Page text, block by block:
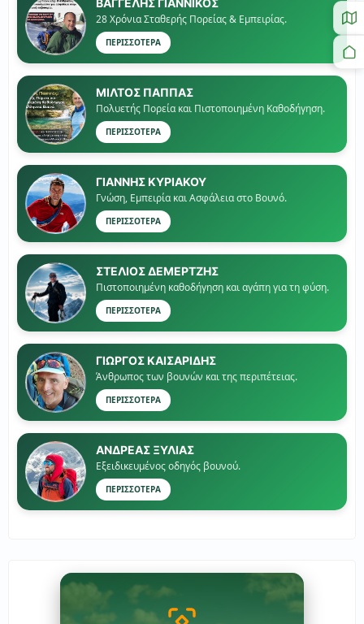
ΒΑΓΓΕΛΗΣ ΓΙΑΝΝΙΚΟΣ
28 Χρόνια Σταθερής Πορείας & Εμπειρίας.
ΠΕΡΙΣΣΟΤΕΡΑ
ΜΙΛΤΟΣ ΠΑΠΠΑΣ
Πολυετής Πορεία και Πιστοποιημένη Καθοδήγηση.
ΠΕΡΙΣΣΟΤΕΡΑ
ΓΙΑΝΝΗΣ ΚΥΡΙΑΚΟΥ
Γνώση, Εμπειρία και Ασφάλεια στο Βουνό.
ΠΕΡΙΣΣΟΤΕΡΑ
ΣΤΕΛΙΟΣ ΔΕΜΕΡΤΖΗΣ
Πιστοποιημένη καθοδήγηση και αγάπη για τη φύση.
ΠΕΡΙΣΣΟΤΕΡΑ
ΓΙΏΡΓΟΣ ΚΑΙΣΑΡΙΔΗΣ
Άνθρωπος των βουνών και της περιπέτειας.
ΠΕΡΙΣΣΟΤΕΡΑ
ΑΝΔΡΕΑΣ ΞΥΛΙΑΣ
Εξειδικευμένος οδηγός βουνού.
ΠΕΡΙΣΣΟΤΕΡΑ